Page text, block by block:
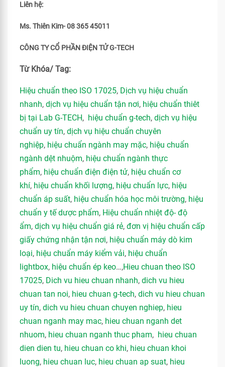
Liên hệ:
Ms. Thiên Kim- 08 365 45011
CÔNG TY CỔ PHẦN ĐIỆN TỬ G-TECH
Từ Khóa/ Tag:
Hiệu chuẩn theo ISO 17025, Dịch vụ hiệu chuẩn
nhanh, dịch vụ hiệu chuẩn tận nơi, hiệu chuẩn thiêt
bị tại Lab G-TECH, hiệu chuẩn g-tech, dịch vụ hiệu
chuẩn uy tín, dịch vụ hiệu chuẩn chuyên
nghiệp, hiệu chuẩn ngành may mặc, hiệu chuẩn
ngành dệt nhuộm, hiệu chuẩn ngành thực
phẩm, hiệu chuẩn điện điện tử, hiệu chuẩn cơ
khí, hiệu chuẩn khối lượng, hiệu chuẩn lực, hiệu
chuẩn áp suất, hiệu chuẩn hóa học môi trường, hiệu
chuẩn y tế dược phẩm, Hiệu chuẩn nhiệt độ- độ
ẩm, dịch vụ hiệu chuẩn giá rẻ, đơn vị hiệu chuẩn cấp
giấy chứng nhận tận nơi, hiệu chuẩn máy dò kim
loại, hiệu chuẩn máy kiểm vải, hiệu chuẩn
lightbox, hiệu chuẩn ép keo…,Hieu chuan theo ISO
17025, Dich vu hieu chuan nhanh, dich vu hieu
chuan tan noi, hieu chuan g-tech, dich vu hieu chuan
uy tín, dich vu hieu chuan chuyen nghiep, hieu
chuan nganh may mac, hieu chuan nganh det
nhuom, hieu chuan nganh thuc pham, hieu chuan
dien dien tu, hieu chuan co khi, hieu chuan khoi
luong, hieu chuan luc, hieu chuan ap suat, hieu